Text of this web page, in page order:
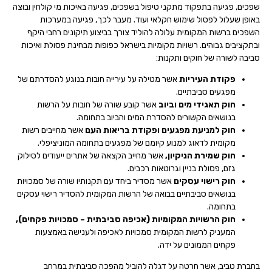
שפכים, פגיעה בתפקוד מתקני טיפול בשפכים, פגיעה באיכות מי קולחין ובוצה
באופן שעלול לפסול שימוש חקלאי ועוד. מעבר לכך, פגיעה במערכות
השפכים ברשות המקומית עלולה להוליד צורך בביצוע תיקונים רחבי היקף
ובתקציבים גבוהים. רשויות מקומיות בישראל כפופות מבחינת פסולת ואיכות
סביבה לשורה של חוקים ותקנות:
פקודת העיריותאשר מטילה על עירייה חובות בנוגע להסדרתם של
מפגעים סביבתיים.
חוק תאגידי מים וביוב אשר קובע שורה של חובות על הרשות
בנושאים הקשורים להסדרת המים והביוב בתחומה.
חוק למניעת מפגעים ופקודת בריאות העם אשר מחייבים רשות
מקומית לדאוג למנוע קיומם של מפגעים בתחומה המוניציפלי.
חוק שמירת הניקיון,אשר מחייב הקצאה של אתרים ייעודים לסילוק
גזם, פסולת בניין וגרוטאות רכבים.
חוק רישוי עסקים אשר מסדיר ביחד עם תקנותיו שורה של סמכויות
בנושאים סביבתיים בבואה של הרשות המקומית להסדיר רישוי עסקים
בתחומה.
חוק הרשויות המקומיות (אכיפה סביבתית – סמכויות פקחים),
המעניק לרשות המקומית סמכויות לאכיפה ולענישה באמצעות
פקחים הממונים על ידה.
בחברת טביב, אשר חרטה על דגלה להוביל מהפכה סביבתית במרחב